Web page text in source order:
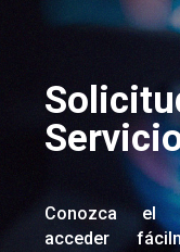
Conozca el
acceder